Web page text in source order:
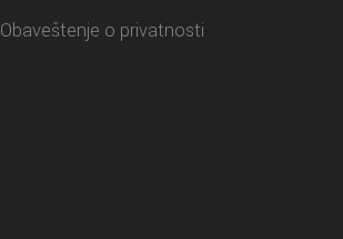
Obaveštenje o privatnosti